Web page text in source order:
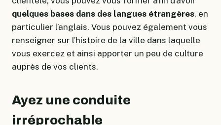
quelques bases dans des langues étrangères, en
particulier l’anglais. Vous pouvez également vous
renseigner sur l’histoire de la ville dans laquelle
vous exercez et ainsi apporter un peu de culture
auprès de vos clients.
Ayez une conduite
irréprochable